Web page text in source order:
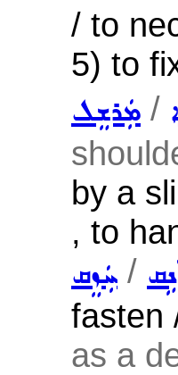
/ to
5) to
ܡܲܪܫܸܠ /
by a
, to
ܚܲܙܸܩ /
fasten
as a